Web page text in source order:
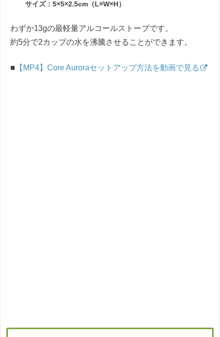
サイズ：5×5×2.5cm（L×W×H）
わずか13gの最軽量アルコールストーブです。
約5分で2カップの水を沸騰させることができます。
■ 【MP4】Core Auroraセットアップ方法を動画で見る